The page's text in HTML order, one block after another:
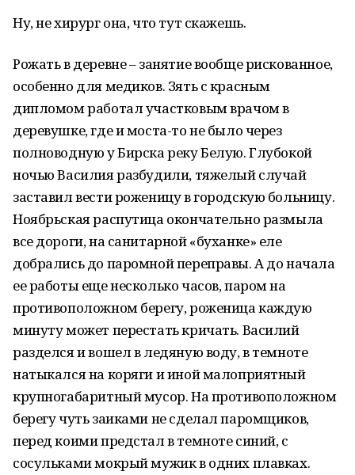
Ну, не хирург она, что тут скажешь.
Рожать в деревне – занятие вообще рискованное,
особенно для медиков. Зять с красным
дипломом работал участковым врачом в
деревушке, где и моста-то не было через
полноводную у Бирска реку Белую. Глубокой
ночью Василия разбудили, тяжелый случай
заставил вести роженицу в городскую больницу.
Ноябрьская распутица окончательно размыла
все дороги, на санитарной «буханке» еле
добрались до паромной переправы. А до начала
ее работы еще несколько часов, паром на
противоположном берегу, роженица каждую
минуту может перестать кричать. Василий
разделся и вошел в ледяную воду, в темноте
натыкался на коряги и иной малоприятный
крупногабаритный мусор. На противоположном
берегу чуть заиками не сделал паромщиков,
перед коими предстал в темноте синий, с
сосульками мокрый мужик в одних плавках.